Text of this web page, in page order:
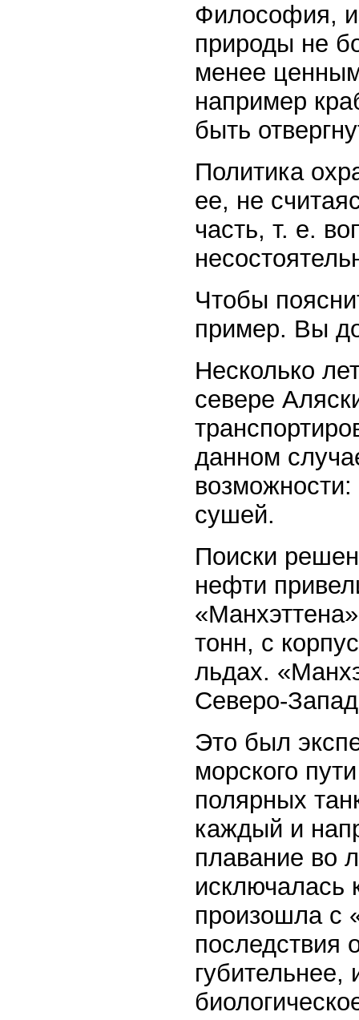
Философия,
природы не
менее
например
быть
Политика
ее, не
часть, т. е.
Чтобы
пример. Вы
Несколько
севере
данном
сушей.
Поиски
нефти
тонн, с
льдах.
Северо-
Это был
морского
полярных
каждый и
плавание во
исключалась
произошла с
последствия